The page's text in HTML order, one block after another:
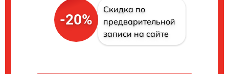
-20%
Скидка по
предварительной
записи на сайте